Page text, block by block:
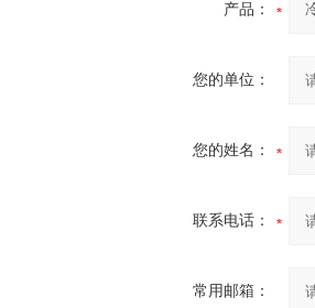
产品：
您的单位：
您的姓名：
联系电话：
常用邮箱：